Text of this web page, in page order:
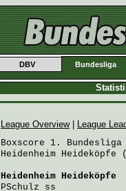
DBV Bundesliga
League Overview|
League
Boxscore 1. Bundesliga
Heidenheim
Heidenheim Heideköpfe
PSchulz ss